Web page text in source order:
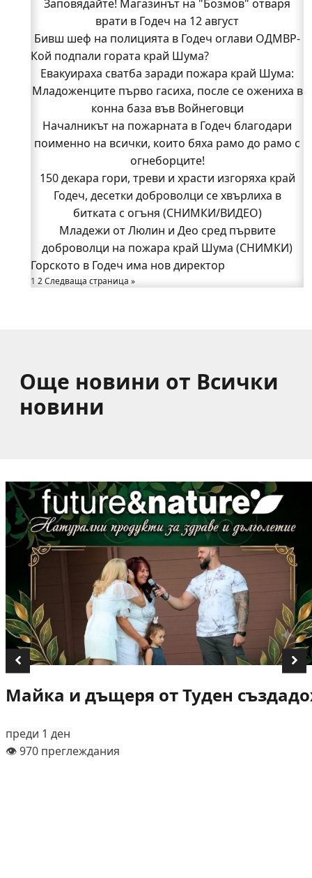
Заповядайте! Магазинът на "Бозмов" отваря
врати в Годеч на 12 август
Бивш шеф на полицията в Годеч оглави ОДМВР-
Видин
Кой подпали гората край Шума?
Младежи от Люлин и Део сред първите
доброволци на пожара край Шума (СНИМКИ)
Началникът на пожарната в Годеч благодари
поименно на всички, които бяха рамо до рамо с
огнеборците!
150 декара гори, треви и храсти изгоряха край
Годеч, десетки доброволци се хвърлиха в
битката с огъня (СНИМКИ/ВИДЕО)
Полицията влиза в селата
Възможни са прекъсвания на тока утре в части
от община Годеч
Какво накара Яна и Станимир да изберат Годеч
Кой подпали гората край Шума?
Евакуираха сватба заради пожара край Шума:
Младоженците първо гасиха, после се ожениха в
конна база във Войнеговци
Началникът на пожарната в Годеч благодари
поименно на всички, които бяха рамо до рамо с
огнеборците!
150 декара гори, треви и храсти изгоряха край
Годеч, десетки доброволци се хвърлиха в
битката с огъня (СНИМКИ/ВИДЕО)
Младежи от Люлин и Део сред първите
доброволци на пожара край Шума (СНИМКИ)
Горското в Годеч има нов директор
1 2Следваща страница »
Още новини от Всички
новини
Майка и дъщеря от Туден
преди 1 ден
👁️ 970 преглеждания